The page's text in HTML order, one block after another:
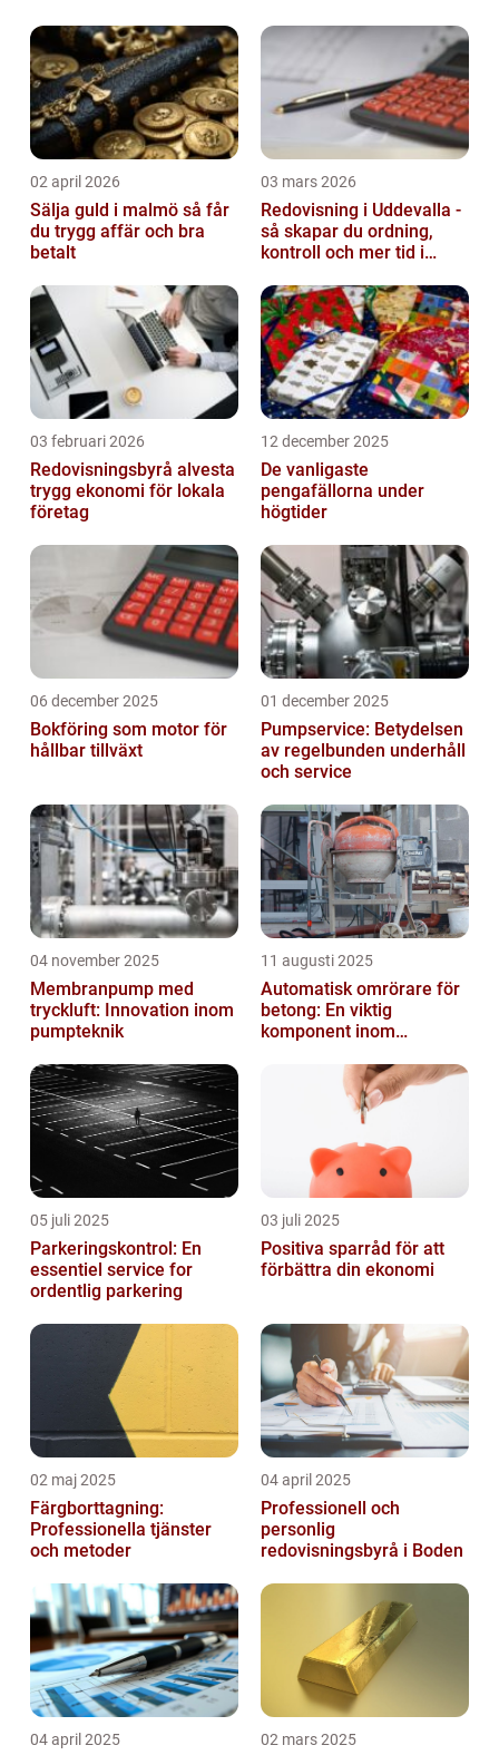
02 april 2026
Sälja guld i malmö så får
du trygg affär och bra
betalt
03 mars 2026
Redovisning i Uddevalla -
så skapar du ordning,
kontroll och mer tid i
03 februari 2026
Redovisningsbyrå alvesta
trygg ekonomi för lokala
företag
12 december 2025
De vanligaste
pengafällorna under
högtider
06 december 2025
Bokföring som motor för
hållbar tillväxt
01 december 2025
Pumpservice: Betydelsen
av regelbunden underhåll
och service
04 november 2025
Membranpump med
tryckluft: Innovation inom
pumpteknik
11 augusti 2025
Automatisk omrörare för
betong: En viktig
komponent inom
05 juli 2025
Parkeringskontrol: En
essentiel service for
ordentlig parkering
03 juli 2025
Positiva sparråd för att
förbättra din ekonomi
02 maj 2025
Färgborttagning:
Professionella tjänster
och metoder
04 april 2025
Professionell och
personlig
redovisningsbyrå i Boden
04 april 2025 02 mars 2025